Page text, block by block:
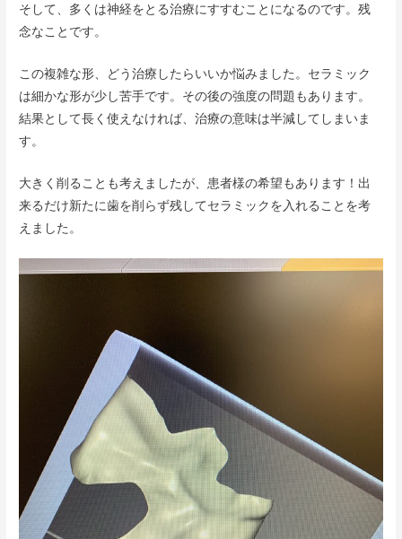
そして、多くは神経をとる治療にすすむことになるのです。残
念なことです。
この複雑な形、どう治療したらいいか悩みました。セラミック
は細かな形が少し苦手です。その後の強度の問題もあります。
結果として長く使えなければ、治療の意味は半減してしまいま
す。
大きく削ることも考えましたが、患者様の希望もあります！出
来るだけ新たに歯を削らず残してセラミックを入れることを考
えました。